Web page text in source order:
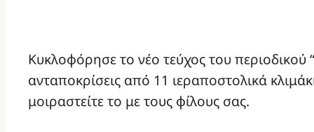
Κυκλοφόρησε το νέο τεύχος του
ανταποκρίσεις από 11 ιεραποστολικά
μοιραστείτε το με τους φίλους σας.